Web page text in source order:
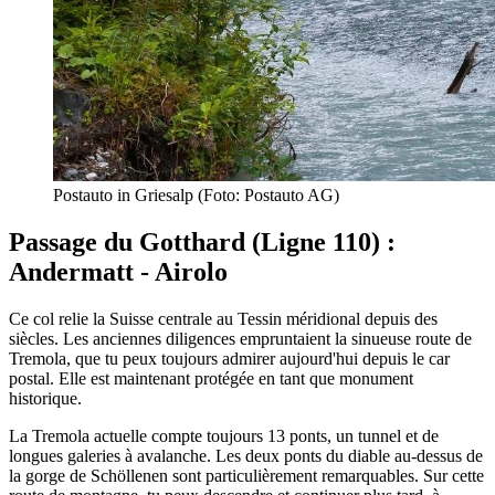
Postauto in Griesalp (Foto: Postauto AG)
Passage du Gotthard (Ligne 110) :
Andermatt - Airolo
Ce col relie la Suisse centrale au Tessin méridional depuis des
siècles. Les anciennes diligences empruntaient la sinueuse route de
Tremola, que tu peux toujours admirer aujourd'hui depuis le car
postal. Elle est maintenant protégée en tant que monument
historique.
La Tremola actuelle compte toujours 13 ponts, un tunnel et de
longues galeries à avalanche. Les deux ponts du diable au-dessus de
la gorge de Schöllenen sont particulièrement remarquables. Sur cette